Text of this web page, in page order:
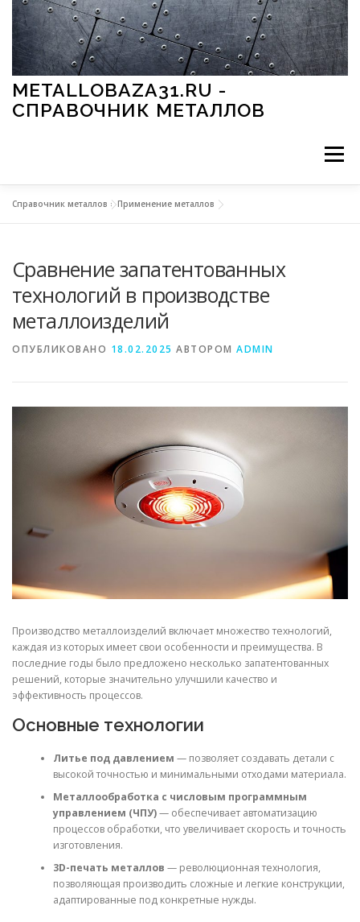
Перейти к содержимому
METALLOBAZA31.RU -
СПРАВОЧНИК МЕТАЛЛОВ
Меню
МЕТАЛЛЫ И ОКРУЖАЮЩАЯ СРЕДА
ПРИМЕНЕНИЕ МЕТАЛЛОВ
Справочник металлов »Применение металлов
Сравнение запатентованных
технологий в производстве
металлоизделий
ОПУБЛИКОВАНО 18.02.2025 АВТОРОМ ADMIN
Производство металлоизделий включает множество технологий,
каждая из которых имеет свои особенности и преимущества. В
последние годы было предложено несколько запатентованных
решений, которые значительно улучшили качество и
эффективность процессов.
Основные технологии
Литье под давлением — позволяет создавать детали с
высокой точностью и минимальными отходами материала.
Металлообработка с числовым программным
управлением (ЧПУ)— обеспечивает автоматизацию
процессов обработки, что увеличивает скорость и точность
изготовления.
3D-печать металлов — революционная технология,
позволяющая производить сложные и легкие конструкции,
адаптированные под конкретные нужды.